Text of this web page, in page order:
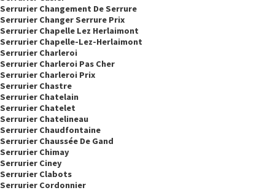
Serrurier Changement De Serrure
Serrurier Changer Serrure Prix
Serrurier Chapelle Lez Herlaimont
Serrurier Chapelle-Lez-Herlaimont
Serrurier Charleroi
Serrurier Charleroi Pas Cher
Serrurier Charleroi Prix
Serrurier Chastre
Serrurier Chatelain
Serrurier Chatelet
Serrurier Chatelineau
Serrurier Chaudfontaine
Serrurier Chaussée De Gand
Serrurier Chimay
Serrurier Ciney
Serrurier Clabots
Serrurier Cordonnier